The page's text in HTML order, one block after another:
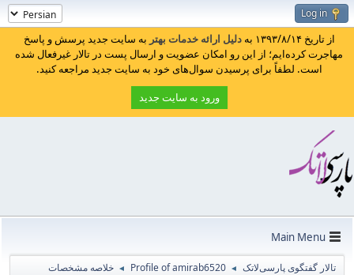
Log in
از تاریخ ۱۳۹۳/۸/۱۴ به دلیل ارائه خدمات بهتر به سایت جدید پرسش و پاسخ
مهاجرت کرده‌ایم؛ از این رو امکان عضویت و ارسال پست در تالار غیرفعال شده
است. لطفاً برای پرسیدن سوال‌های خود به سایت جدید مراجعه کنید.
ورود به سایت جدید
Main Menu
تالار گفتگوی پارسی‌لاتک ◄
Profile of amirab6520
◄ خلاصه مشخصات